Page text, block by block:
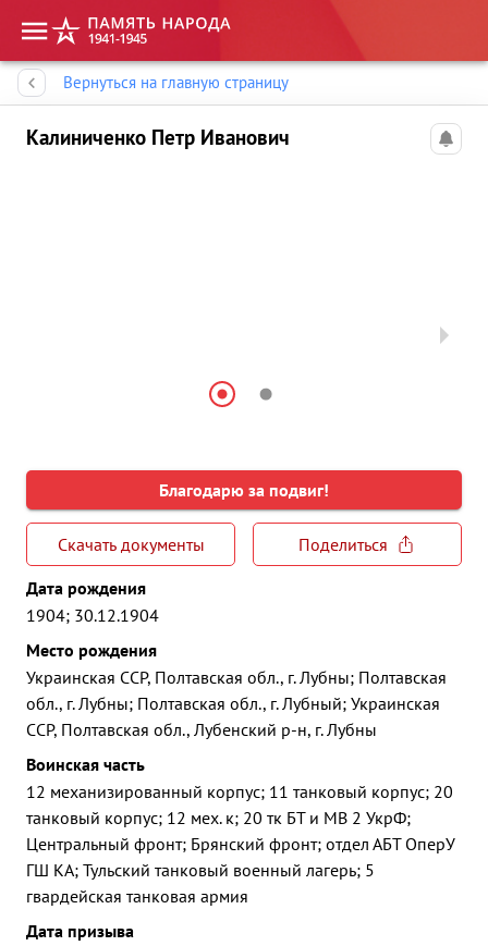
Вернуться на главную страницу
Калиниченко Петр Иванович
Благодарю за подвиг!
Скачать документы
Поделиться
Дата рождения
1904; 30.12.1904
Место рождения
Украинская ССР, Полтавская обл., г. Лубны; Полтавская
обл., г. Лубны; Полтавская обл., г. Лубный; Украинская
ССР, Полтавская обл., Лубенский р-н, г. Лубны
Воинская часть
12 механизированный корпус; 11 танковый корпус; 20
танковый корпус; 12 мех. к; 20 тк БТ и МВ 2 УкрФ;
Центральный фронт; Брянский фронт; отдел АБТ ОперУ
ГШ КА; Тульский танковый военный лагерь; 5
гвардейская танковая армия
Дата призыва
Память народа